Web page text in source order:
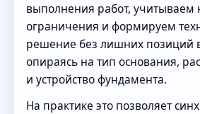
выполнения работ,
ограничения и формируем
решение без лишних позиций
опираясь на тип основания,
и устройство фундамента.
На практике это позволяет